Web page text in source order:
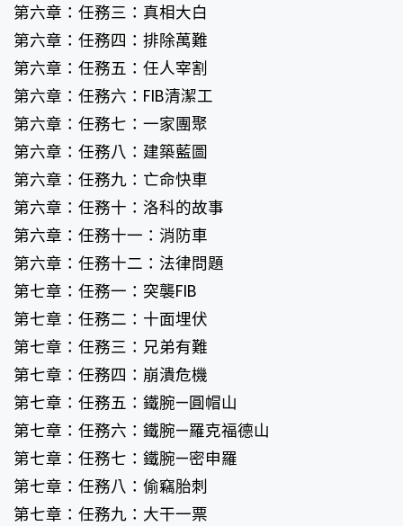
第六章：任務三：真相大白
第六章：任務四：排除萬難
第六章：任務五：任人宰割
第六章：任務六：FIB清潔工
第六章：任務七：一家團聚
第六章：任務八：建築藍圖
第六章：任務九：亡命快車
第六章：任務十：洛科的故事
第六章：任務十一：消防車
第六章：任務十二：法律問題
第七章：任務一：突襲FIB
第七章：任務二：十面埋伏
第七章：任務三：兄弟有難
第七章：任務四：崩潰危機
第七章：任務五：鐵腕—圓帽山
第七章：任務六：鐵腕—羅克福德山
第七章：任務七：鐵腕—密​​申羅
第七章：任務八：偷竊胎刺
第七章：任務九：大干一票